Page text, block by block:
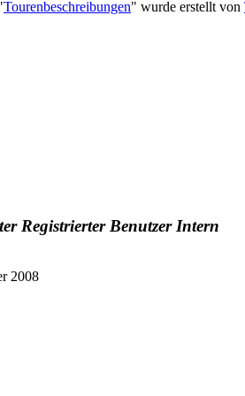
Tourenbeschreibungen" wurde erstellt von
Registrierter Benutzer Intern
2008